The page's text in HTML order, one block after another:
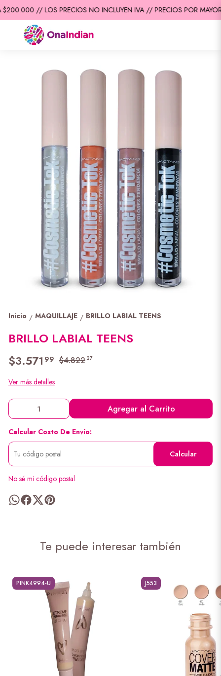
// LOS PRECIOS NO INCLUYEN IVA // PRECIOS POR
Inicio / MAQUILLAJE / BRILLO LABIAL TEENS
BRILLO LABIAL TEENS
$3.571 99 $4.82227
Ver más detalles
Agregar al Carrito
Calcular Costo De Envío:
Calcular
No sé mi código postal
Te puede interesar también
PINK4994-U J553